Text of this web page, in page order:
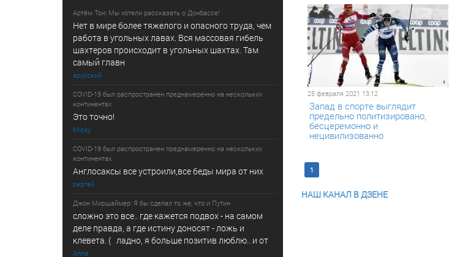
Артём Тон: Мы хотели рассказать о Донбассе!
Нет в мире более тяжелого и опасного труда, чем
работа в угольных лавах. Вся массовая гибель
шахтеров происходит в угольных шахтах. Там
самый главн
ярусский
COVID-19 был распространен преднамеренно на нескольких
континентах
Это точно!
Micky
COVID-19 был распространен преднамеренно на нескольких
континентах
Англосаксы все устроили,все беды мира от них
сергей
Джон Миршаймер: Я бы сделал то же, что и Путин
сложно это все.. где кажется подвох - на самом
деле правда, а где истину доносят - ложь и
клевета. ( ладно, я больше позитив люблю.. и от
Anna
25 февраля 2021 13:12
Запад в спорте выглядит
предельно политизировано,
бесцеремонно и
нецивилизованно
1
НАШ КАНАЛ В ДЗЕНЕ